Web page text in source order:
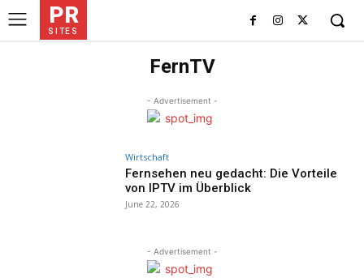
PR
SITES
FernTV
- Advertisement -
Wirtschaft
Fernsehen neu gedacht: Die Vorteile
von IPTV im Überblick
June 22, 2026
- Advertisement -